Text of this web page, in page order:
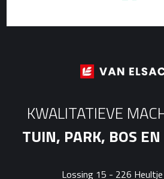
KWALITATIEVE
TUIN, PARK, BOS
Lossing 15 - 226